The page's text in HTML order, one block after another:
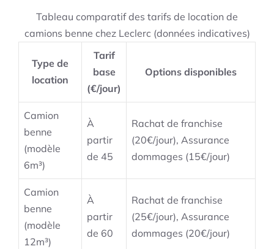
Tableau comparatif des tarifs de location de
camions benne chez Leclerc (données indicatives)
Type de
location
Tarif
base
(€/jour)
Options disponibles
Camion
benne
(modèle
6m³)
À
partir
de 45
Rachat de franchise
(20€/jour), Assurance
dommages (15€/jour)
Camion
benne
(modèle
12m³)
À
partir
de 60
Rachat de franchise
(25€/jour), Assurance
dommages (20€/jour)